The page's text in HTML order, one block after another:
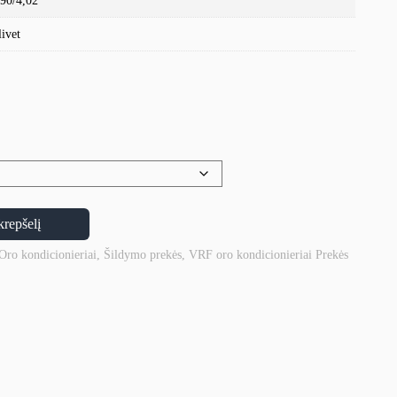
kondicionieriai, Šildymo prekės, VRF oro kondicionieriai Prekės